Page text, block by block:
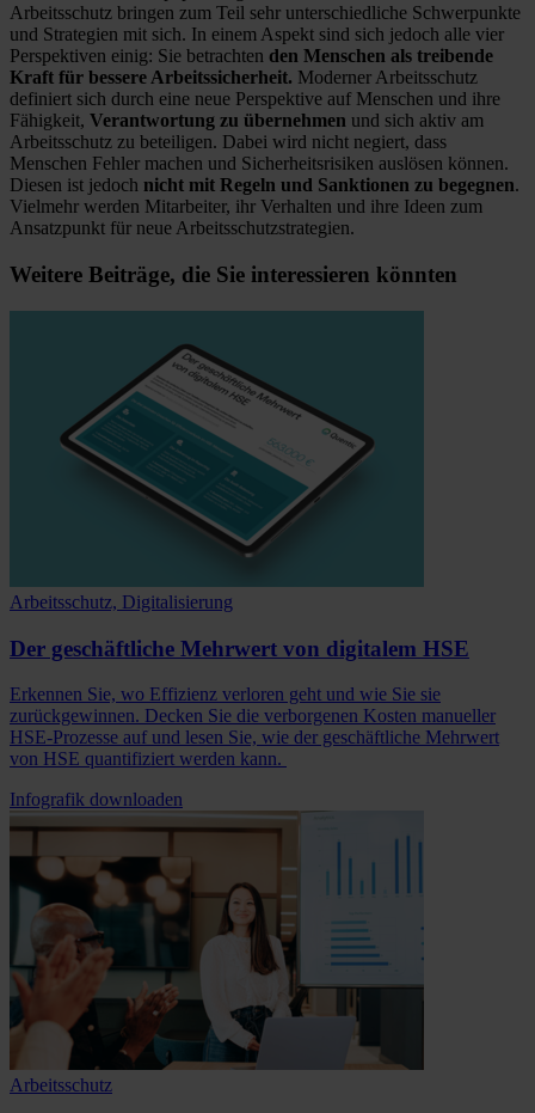
Arbeitsschutz bringen zum Teil sehr unterschiedliche Schwerpunkte
und Strategien mit sich. In einem Aspekt sind sich jedoch alle vier
Perspektiven einig: Sie betrachten den Menschen als treibende
Kraft für bessere Arbeitssicherheit. Moderner Arbeitsschutz
definiert sich durch eine neue Perspektive auf Menschen und ihre
Fähigkeit, Verantwortung zu übernehmen und sich aktiv am
Arbeitsschutz zu beteiligen. Dabei wird nicht negiert, dass
Menschen Fehler machen und Sicherheitsrisiken auslösen können.
Diesen ist jedoch nicht mit Regeln und Sanktionen zu begegnen.
Vielmehr werden Mitarbeiter, ihr Verhalten und ihre Ideen zum
Ansatzpunkt für neue Arbeitsschutzstrategien.
Weitere Beiträge, die Sie interessieren könnten
Arbeitsschutz, Digitalisierung
Der geschäftliche Mehrwert von digitalem HSE
Erkennen Sie, wo Effizienz verloren geht und wie Sie sie
zurückgewinnen. Decken Sie die verborgenen Kosten manueller
HSE-Prozesse auf und lesen Sie, wie der geschäftliche Mehrwert
von HSE quantifiziert werden kann.
Infografik downloaden
Arbeitsschutz